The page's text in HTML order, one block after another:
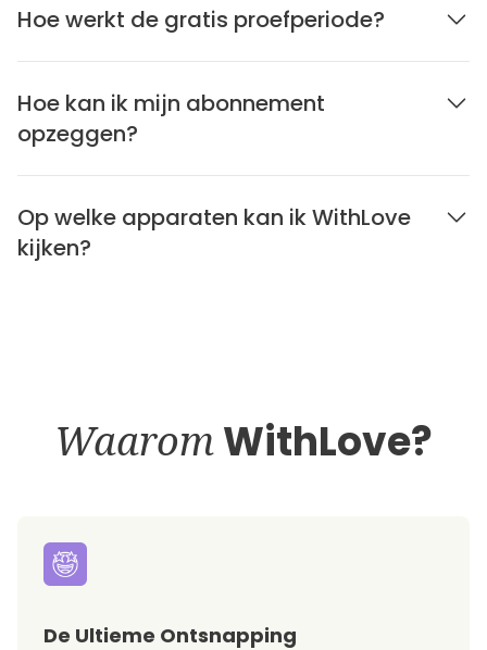
Hoe werkt de gratis proefperiode?
Hoe kan ik mijn abonnement
opzeggen?
Op welke apparaten kan ik WithLove
kijken?
WaaromWithLove?
De Ultieme Ontsnapping